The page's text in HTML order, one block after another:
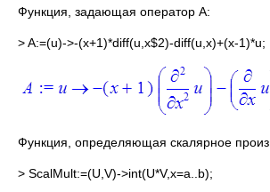
Функция, задающая оператор А:
> A:=(u)->-(x+1)*diff(u,x$2)-diff(u,x)+(x-1)*u;
Функция, определяющая скалярное
> ScalMult:=(U,V)->int(U*V,x=a..b);